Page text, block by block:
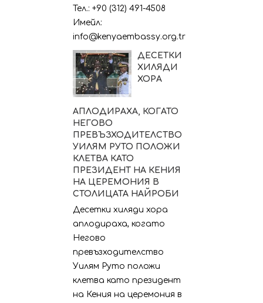
Тел.: +90 (312) 491-4508
Имейл:
info@kenyaembassy.org.tr
ДЕСЕТКИ
ХИЛЯДИ
ХОРА
АПЛОДИРАХА, КОГАТО
НЕГОВО
ПРЕВЪЗХОДИТЕЛСТВО
УИЛЯМ РУТО ПОЛОЖИ
КЛЕТВА КАТО
ПРЕЗИДЕНТ НА КЕНИЯ
НА ЦЕРЕМОНИЯ В
СТОЛИЦАТА НАЙРОБИ
Десетки хиляди хора
аплодираха, когато
Негово
превъзходителство
Уилям Руто положи
клетва като президент
на Кения на церемония в